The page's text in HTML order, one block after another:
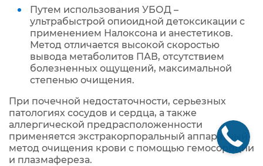
Путем использования УБОД –
ультрабыстрой опиоидной детоксикации с
применением Налоксона и анестетиков.
Метод отличается высокой скоростью
вывода метаболитов ПАВ, отсутствием
болезненных ощущений, максимальной
степенью очищения.
При почечной недостаточности, серьезных
патологиях сосудов и сердца, а также
аллергической предрасположенности
применяется экстракорпоральный аппаратный
метод очищения крови с помощью гемосорбции
и плазмафереза.